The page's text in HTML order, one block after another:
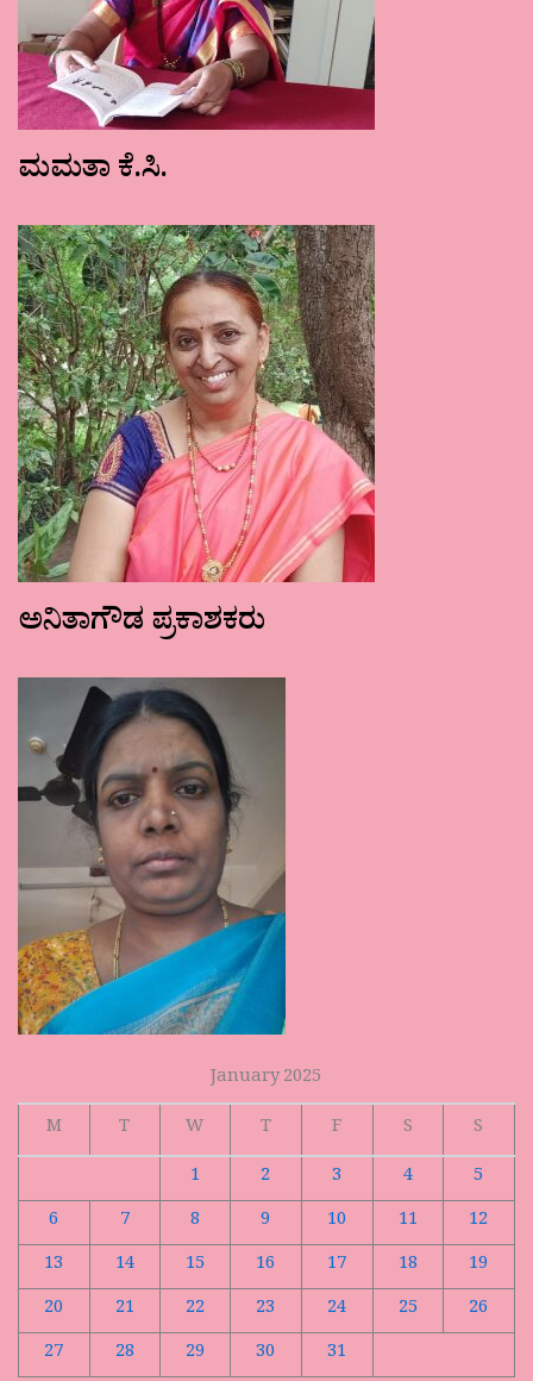
ಮಮತಾ ಕೆ.ಸಿ.
ಅನಿತಾಗೌಡ ಪ್ರಕಾಶಕರು
January 2025
M
T W T F S
S
1
2 3 4
5
6
7 8 9 10 11
12
13
14 15 16 17 18
19
20
21 22 23 24 25
26
27
28 29 30 31